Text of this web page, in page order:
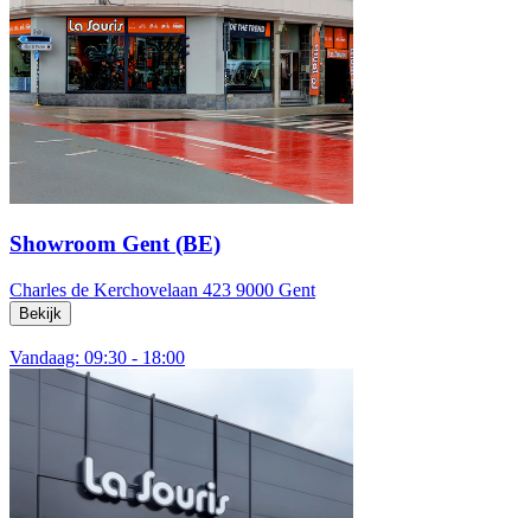
Showroom Gent (BE)
Charles de Kerchovelaan 423 9000 Gent
Bekijk
Vandaag: 09:30 - 18:00